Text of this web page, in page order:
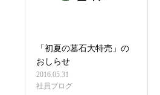
「初夏の墓石大特売」の
おしらせ
2016.05.31
社員ブログ